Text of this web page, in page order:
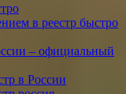
в реестр быстро
– официальный
в России